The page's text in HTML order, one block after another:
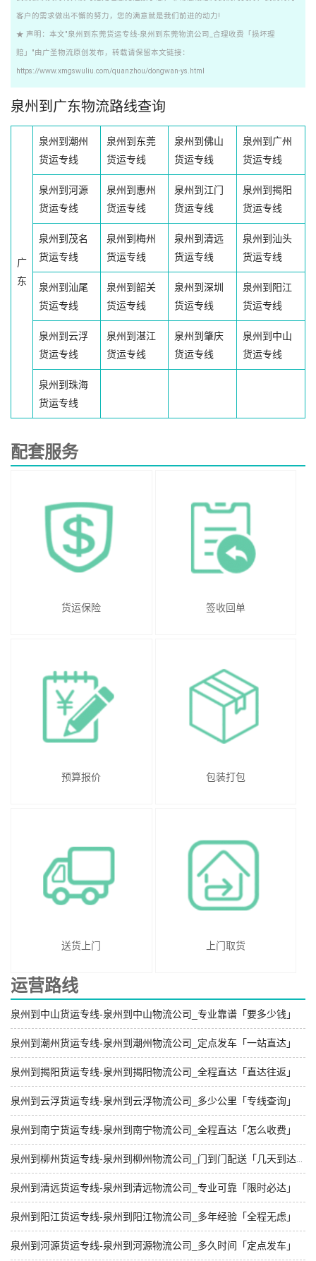
客户的需求做出不懈的努力，您的满意就是我们前进的动力!
★ 声明：本文"泉州到东莞货运专线-泉州到东莞物流公司_合理收费「损坏理
赔」"由广圣物流原创发布，转载请保留本文链接：
https://www.xmgswuliu.com/quanzhou/dongwan-ys.html
泉州到广东物流路线查询
广
东
泉州到潮州
货运专线
泉州到东莞
货运专线
泉州到佛山
货运专线
泉州到广州
货运专线
泉州到河源
货运专线
泉州到惠州
货运专线
泉州到江门
货运专线
泉州到揭阳
货运专线
泉州到茂名
货运专线
泉州到梅州
货运专线
泉州到清远
货运专线
泉州到汕头
货运专线
泉州到汕尾
货运专线
泉州到韶关
货运专线
泉州到深圳
货运专线
泉州到阳江
货运专线
泉州到云浮
货运专线
泉州到湛江
货运专线
泉州到肇庆
货运专线
泉州到中山
货运专线
泉州到珠海
货运专线
配套服务
货运保险 签收回单
预算报价 包装打包
送货上门 上门取货
运营路线
泉州到中山货运专线-泉州到中山物流公司_专业靠谱「要多少钱」
泉州到潮州货运专线-泉州到潮州物流公司_定点发车「一站直达」
泉州到揭阳货运专线-泉州到揭阳物流公司_全程直达「直达往返」
泉州到云浮货运专线-泉州到云浮物流公司_多少公里「专线查询」
泉州到南宁货运专线-泉州到南宁物流公司_全程直达「怎么收费」
泉州到柳州货运专线-泉州到柳州物流公司_门到门配送「几天到达」
泉州到清远货运专线-泉州到清远物流公司_专业可靠「限时必达」
泉州到阳江货运专线-泉州到阳江物流公司_多年经验「全程无虑」
泉州到河源货运专线-泉州到河源物流公司_多久时间「定点发车」